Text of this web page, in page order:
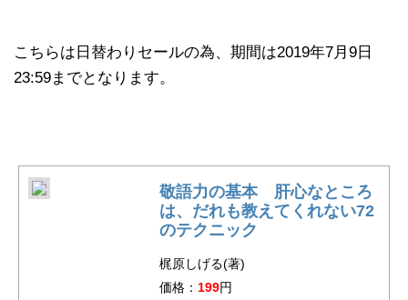
こちらは日替わりセールの為、期間は2019年7月9日
23:59までとなります。
敬語力の基本 肝心なところ
は、だれも教えてくれない72
のテクニック
梶原しげる(著)
価格： 199円